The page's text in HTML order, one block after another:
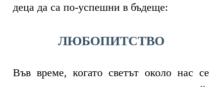
деца да са по-успешни в бъдеще:
ЛЮБОПИТСТВО
Във време, когато светът около нас се